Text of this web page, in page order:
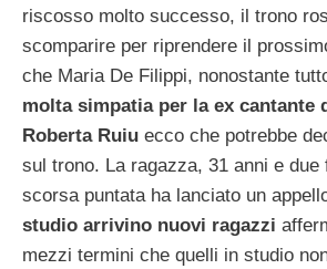
riscosso molto successo, il trono
scomparire per riprendere il
che Maria De Filippi, nonostante
molta simpatia per la ex cantante
Roberta Ruiu ecco che potrebbe
sul trono. La ragazza, 31 anni e
scorsa puntata ha lanciato un
studio arrivino nuovi ragazzi
mezzi termini che quelli in studio